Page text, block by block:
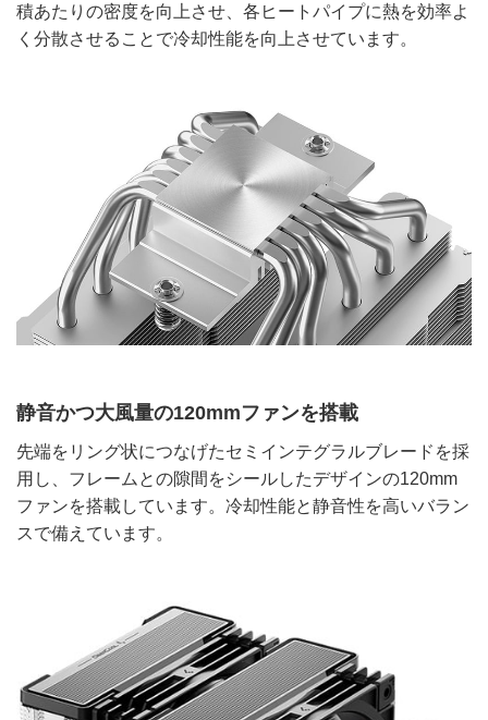
積あたりの密度を向上させ、各ヒートパイプに熱を効率よ
く分散させることで冷却性能を向上させています。
静音かつ大風量の120mmファンを搭載
先端をリング状につなげたセミインテグラルブレードを採
用し、フレームとの隙間をシールしたデザインの120mm
ファンを搭載しています。冷却性能と静音性を高いバラン
スで備えています。